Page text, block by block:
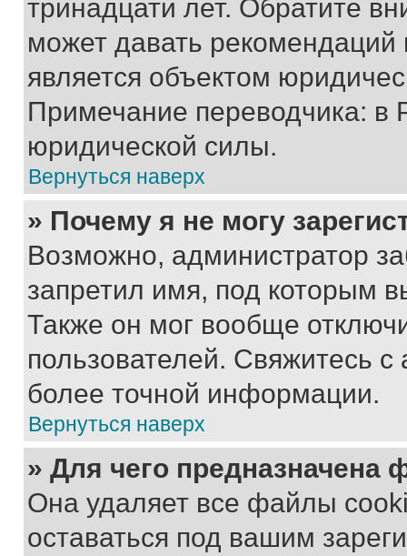
тринадцати лет. Обратите
может давать
является объектом
Примечание переводчика: в
юридической силы.
Вернуться наверх
» Почему я не могу
Возможно, администратор
запретил имя, под которым
Также он мог вообще
пользователей. Свяжитесь
более точной информации.
Вернуться наверх
» Для чего предназначена
Она удаляет все файлы
оставаться под вашим